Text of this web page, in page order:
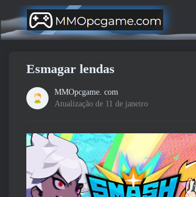
Esmagar lendas
MMOpcgame. com
Atualização de 11 de janeiro